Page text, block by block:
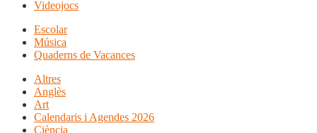
Videojocs
Escolar
Música
Quaderns de Vacances
Altres
Anglès
Art
Calendaris i Agendes 2026
Ciència